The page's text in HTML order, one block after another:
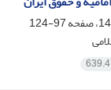
97-124